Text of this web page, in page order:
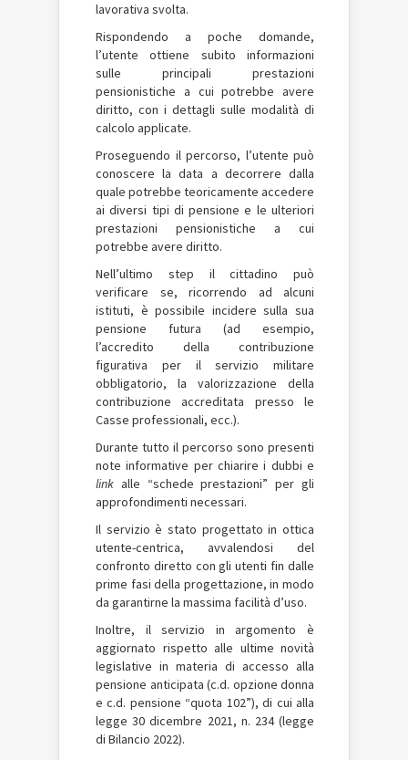
lavorativa svolta.
Rispondendo a poche domande,
l’utente ottiene subito informazioni
sulle principali prestazioni
pensionistiche a cui potrebbe avere
diritto, con i dettagli sulle modalità di
calcolo applicate.
Proseguendo il percorso, l’utente può
conoscere la data a decorrere dalla
quale potrebbe teoricamente accedere
ai diversi tipi di pensione e le ulteriori
prestazioni pensionistiche a cui
potrebbe avere diritto.
Nell’ultimo step il cittadino può
verificare se, ricorrendo ad alcuni
istituti, è possibile incidere sulla sua
pensione futura (ad esempio,
l’accredito della contribuzione
figurativa per il servizio militare
obbligatorio, la valorizzazione della
contribuzione accreditata presso le
Casse professionali, ecc.).
Durante tutto il percorso sono presenti
note informative per chiarire i dubbi e
link alle “schede prestazioni” per gli
approfondimenti necessari.
Il servizio è stato progettato in ottica
utente-centrica, avvalendosi del
confronto diretto con gli utenti fin dalle
prime fasi della progettazione, in modo
da garantirne la massima facilità d’uso.
Inoltre, il servizio in argomento è
aggiornato rispetto alle ultime novità
legislative in materia di accesso alla
pensione anticipata (c.d. opzione donna
e c.d. pensione “quota 102”), di cui alla
legge 30 dicembre 2021, n. 234 (legge
di Bilancio 2022).